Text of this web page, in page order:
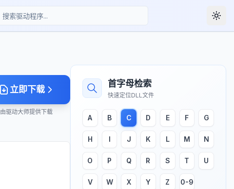
立即下载
由驱动大师提供下载
首字母检索
快速定位DLL文件
A B C D E F G
H I J K L M N
O P Q R S T U
V W X Y Z 0-9